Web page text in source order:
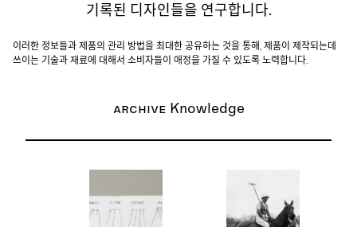
기록된 디자인들을 연구합니다.
이러한 정보들과 제품의 관리 방법을 최대한 공유하는 것을 통해, 제품이 제작되는데
쓰이는 기술과 재료에 대해서 소비자들이 애정을 가질 수 있도록 노력합니다.
Archive Knowledge